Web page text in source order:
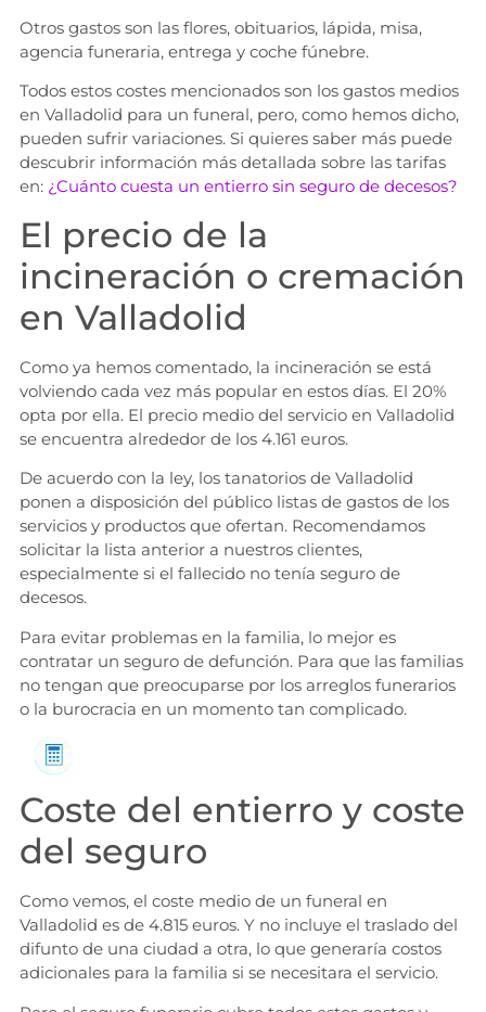
Otros gastos son las flores, obituarios, lápida, misa,
agencia funeraria, entrega y coche fúnebre.
Todos estos costes mencionados son los gastos medios
en Valladolid para un funeral, pero, como hemos dicho,
pueden sufrir variaciones. Si quieres saber más puede
descubrir información más detallada sobre las tarifas
en: ¿Cuánto cuesta un entierro sin seguro de decesos?
El precio de la
incineración o cremación
en Valladolid
Como ya hemos comentado, la incineración se está
volviendo cada vez más popular en estos días. El 20%
opta por ella. El precio medio del servicio en Valladolid
se encuentra alrededor de los 4.161 euros.
De acuerdo con la ley, los tanatorios de Valladolid
ponen a disposición del público listas de gastos de los
servicios y productos que ofertan. Recomendamos
solicitar la lista anterior a nuestros clientes,
especialmente si el fallecido no tenía seguro de
decesos.
Para evitar problemas en la familia, lo mejor es
contratar un seguro de defunción. Para que las familias
no tengan que preocuparse por los arreglos funerarios
o la burocracia en un momento tan complicado.
Coste del entierro y coste
del seguro
Como vemos, el coste medio de un funeral en
Valladolid es de 4.815 euros. Y no incluye el traslado del
difunto de una ciudad a otra, lo que generaría costos
adicionales para la familia si se necesitara el servicio.